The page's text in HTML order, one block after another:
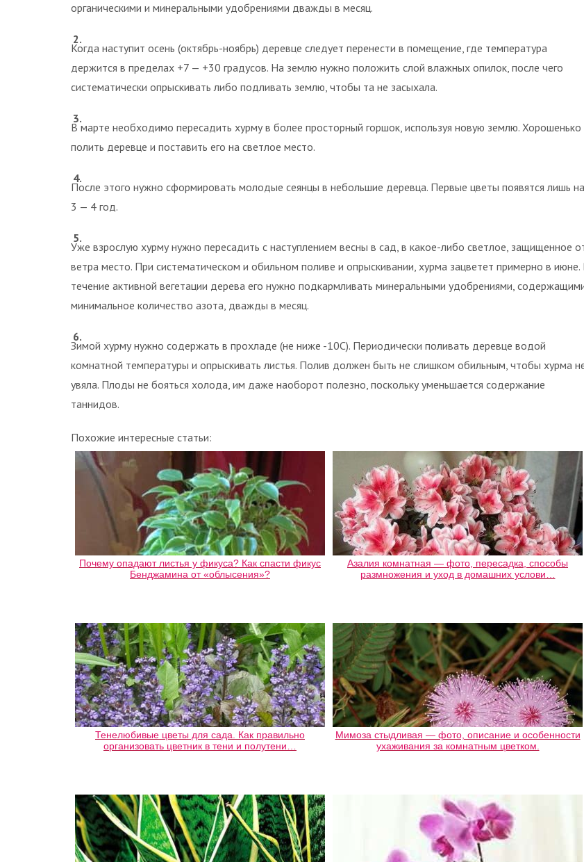
органическими и минеральными удобрениями дважды в месяц.
Когда наступит осень (октябрь-ноябрь) деревце следует перенести в помещение, где температура
держится в пределах +7 — +30 градусов. На землю нужно положить слой влажных опилок, после чего
систематически опрыскивать либо подливать землю, чтобы та не засыхала.
В марте необходимо пересадить хурму в более просторный горшок, используя новую землю. Хорошенько
полить деревце и поставить его на светлое место.
После этого нужно сформировать молодые сеянцы в небольшие деревца. Первые цветы появятся лишь на
3 — 4 год.
Уже взрослую хурму нужно пересадить с наступлением весны в сад, в какое-либо светлое, защищенное
ветра место. При систематическом и обильном поливе и опрыскивании, хурма зацветет примерно в июне.
течение активной вегетации дерева его нужно подкармливать минеральными удобрениями,
минимальное количество азота, дважды в месяц.
Зимой хурму нужно содержать в прохладе (не ниже -10С). Периодически поливать деревце водой
комнатной температуры и опрыскивать листья. Полив должен быть не слишком обильным, чтобы хурма
увяла. Плоды не бояться холода, им даже наоборот полезно, поскольку уменьшается содержание
таннидов.
Похожие интересные статьи:
Почему опадают листья у фикуса? Как спасти фикус
Бенджамина от «облысения»?
Азалия комнатная — фото, пересадка, способы
размножения и уход в домашних услови…
Тенелюбивые цветы для сада. Как правильно
организовать цветник в тени и полутени…
Мимоза стыдливая — фото, описание и особенности
ухаживания за комнатным цветком.